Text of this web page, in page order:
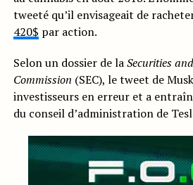
tweeté qu’il envisageait de
420$ par action.
Selon un dossier de laSecurities
Commission (SEC), le tweet de
investisseurs en erreur et a
du conseil d’administration de